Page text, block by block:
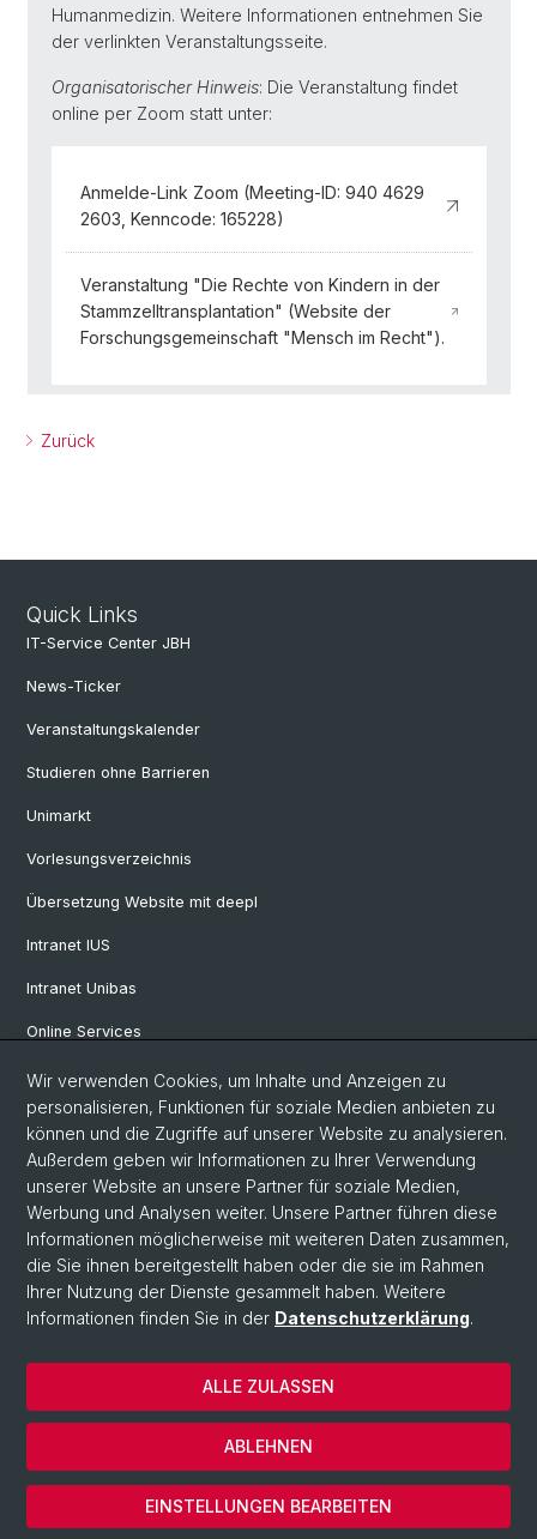
Humanmedizin. Weitere Informationen entnehmen Sie
der verlinkten Veranstaltungsseite.
Organisatorischer Hinweis: Die Veranstaltung findet
online per Zoom statt unter:
Anmelde-Link Zoom (Meeting-ID: 940 4629
2603, Kenncode: 165228)
Veranstaltung "Die Rechte von Kindern in der
Stammzelltransplantation" (Website der
Forschungsgemeinschaft "Mensch im Recht").
Zurück
Quick Links
IT-Service Center JBH
News-Ticker
Veranstaltungskalender
Studieren ohne Barrieren
Unimarkt
Vorlesungsverzeichnis
Übersetzung Website mit deepl
Intranet IUS
Intranet Unibas
Online Services
Social Media
Instagram
LinkedIn
TikTok
Wir verwenden Cookies, um Inhalte und Anzeigen zu
personalisieren, Funktionen für soziale Medien anbieten zu
können und die Zugriffe auf unserer Website zu analysieren.
Außerdem geben wir Informationen zu Ihrer Verwendung
unserer Website an unsere Partner für soziale Medien,
Werbung und Analysen weiter. Unsere Partner führen diese
Informationen möglicherweise mit weiteren Daten zusammen,
die Sie ihnen bereitgestellt haben oder die sie im Rahmen
Ihrer Nutzung der Dienste gesammelt haben. Weitere
Informationen finden Sie in der Datenschutzerklärung.
EINSTELLUNGEN BEARBEITEN
ABLEHNEN
ALLE ZULASSEN